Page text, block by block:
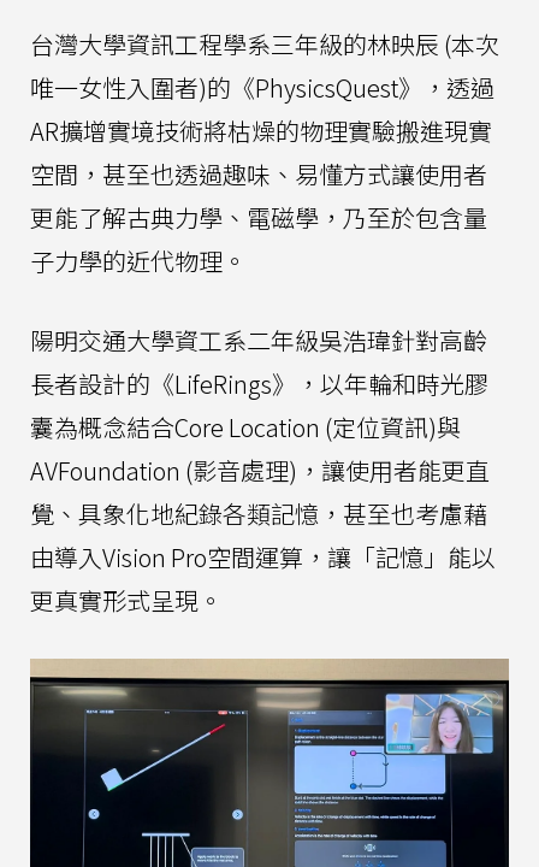
台灣大學資訊工程學系三年級的林映辰 (本次
唯一女性入圍者)的《PhysicsQuest》，透過
AR擴增實境技術將枯燥的物理實驗搬進現實
空間，甚至也透過趣味、易懂方式讓使用者
更能了解古典力學、電磁學，乃至於包含量
子力學的近代物理。
陽明交通大學資工系二年級吳浩瑋針對高齡
長者設計的《LifeRings》，以年輪和時光膠
囊為概念結合Core Location (定位資訊)與
AVFoundation (影音處理)，讓使用者能更直
覺、具象化地紀錄各類記憶，甚至也考慮藉
由導入Vision Pro空間運算，讓「記憶」能以
更真實形式呈現。